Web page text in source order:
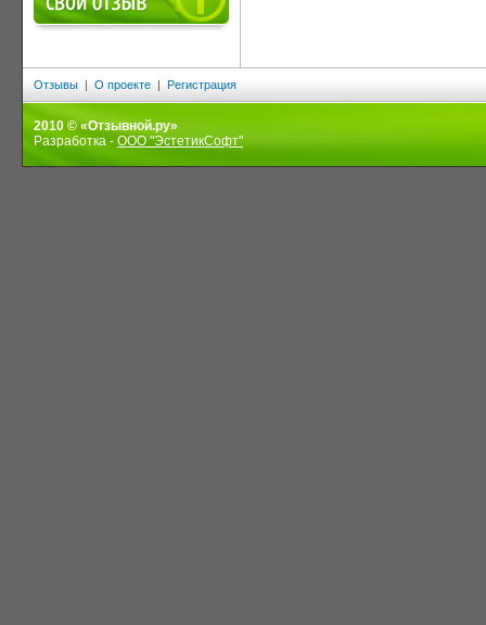
Отзывы | О проекте | Регистрация
2010 © «Отзывной.ру»
Разработка - ООО "ЭстетикСофт"